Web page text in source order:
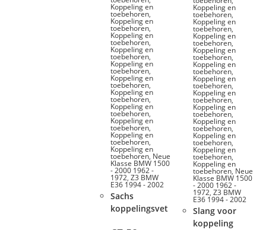
Koppeling en
toebehoren,
Koppeling en
toebehoren,
Koppeling en
toebehoren,
Koppeling en
toebehoren,
Koppeling en
toebehoren,
Koppeling en
toebehoren,
Koppeling en
toebehoren,
Koppeling en
toebehoren,
Koppeling en
toebehoren,
Koppeling en
toebehoren,
Koppeling en
toebehoren, Neue
Klasse BMW 1500
- 2000 1962 -
1972, Z3 BMW
E36 1994 - 2002
Sachs
koppelingsvet
Koppeling en
toebehoren,
Koppeling en
toebehoren,
Koppeling en
toebehoren,
Koppeling en
toebehoren,
Koppeling en
toebehoren,
Koppeling en
toebehoren,
Koppeling en
toebehoren,
Koppeling en
toebehoren,
Koppeling en
toebehoren,
Koppeling en
toebehoren,
Koppeling en
toebehoren,
Koppeling en
toebehoren, Neue
Klasse BMW 1500
- 2000 1962 -
1972, Z3 BMW
E36 1994 - 2002
Slang voor
koppeling